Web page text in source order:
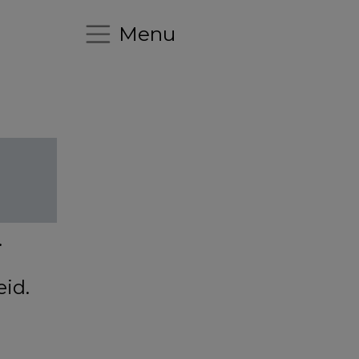
Menu